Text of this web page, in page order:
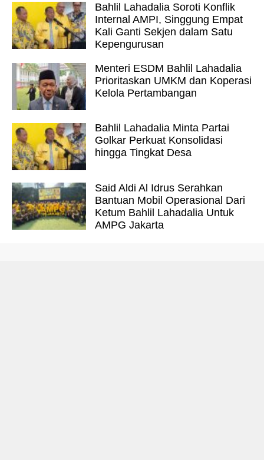
Bahlil Lahadalia Soroti Konflik
Internal AMPI, Singgung Empat
Kali Ganti Sekjen dalam Satu
Kepengurusan
Menteri ESDM Bahlil Lahadalia
Prioritaskan UMKM dan Koperasi
Kelola Pertambangan
Bahlil Lahadalia Minta Partai
Golkar Perkuat Konsolidasi
hingga Tingkat Desa
Said Aldi Al Idrus Serahkan
Bantuan Mobil Operasional Dari
Ketum Bahlil Lahadalia Untuk
AMPG Jakarta